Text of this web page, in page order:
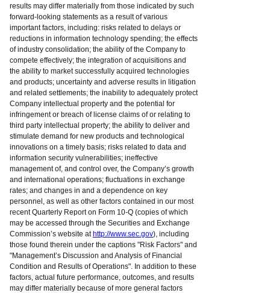
results may differ materially from those indicated by such
forward-looking statements as a result of various
important factors, including: risks related to delays or
reductions in information technology spending; the effects
of industry consolidation; the ability of the Company to
compete effectively; the integration of acquisitions and
the ability to market successfully acquired technologies
and products; uncertainty and adverse results in litigation
and related settlements; the inability to adequately protect
Company intellectual property and the potential for
infringement or breach of license claims of or relating to
third party intellectual property; the ability to deliver and
stimulate demand for new products and technological
innovations on a timely basis; risks related to data and
information security vulnerabilities; ineffective
management of, and control over, the Company’s growth
and international operations; fluctuations in exchange
rates; and changes in and a dependence on key
personnel, as well as other factors contained in our most
recent Quarterly Report on Form 10-Q (copies of which
may be accessed through the Securities and Exchange
Commission’s website at http://www.sec.gov), including
those found therein under the captions "Risk Factors" and
"Management’s Discussion and Analysis of Financial
Condition and Results of Operations". In addition to these
factors, actual future performance, outcomes, and results
may differ materially because of more general factors